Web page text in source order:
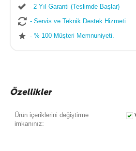
- 2 Yıl Garanti (Teslimde Başlar)
- Servis ve Teknik Destek Hizmeti
- % 100 Müşteri Memnuniyeti.
Özellikler
Ürün içeriklerini değiştirme
imkanınız: